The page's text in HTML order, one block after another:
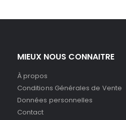
MIEUX NOUS CONNAITRE
À propos
Conditions Générales de Vente
Données personnelles
Contact